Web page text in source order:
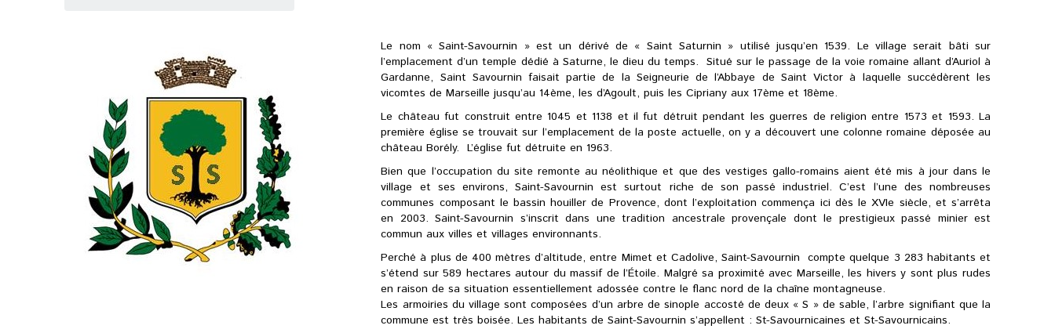
Le nom « Saint-Savournin » est un dérivé de « Saint Saturnin » utilisé jusqu’en 1539. Le village serait bâti sur
l’emplacement d’un temple dédié à Saturne, le dieu du temps. Situé sur le passage de la voie romaine allant d’Auriol à
Gardanne, Saint Savournin faisait partie de la Seigneurie de l’Abbaye de Saint Victor à laquelle succédèrent les
vicomtes de Marseille jusqu’au 14ème, les d’Agoult, puis les Cipriany aux 17ème et 18ème.
Le château fut construit entre 1045 et 1138 et il fut détruit pendant les guerres de religion entre 1573 et 1593. La
première église se trouvait sur l’emplacement de la poste actuelle, on y a découvert une colonne romaine déposée au
château Borély. L’église fut détruite en 1963.
Bien que l’occupation du site remonte au néolithique et que des vestiges gallo-romains aient été mis à jour dans le
village et ses environs, Saint-Savournin est surtout riche de son passé industriel. C’est l’une des nombreuses
communes composant le bassin houiller de Provence, dont l’exploitation commença ici dès le XVIe siècle, et s’arrêta
en 2003. Saint-Savournin s’inscrit dans une tradition ancestrale provençale dont le prestigieux passé minier est
commun aux villes et villages environnants.
Perché à plus de 400 mètres d’altitude, entre Mimet et Cadolive, Saint-Savournin compte quelque 3 283 habitants et
s’étend sur 589 hectares autour du massif de l’Étoile. Malgré sa proximité avec Marseille, les hivers y sont plus rudes
en raison de sa situation essentiellement adossée contre le flanc nord de la chaîne montagneuse.
Les armoiries du village sont composées d’un arbre de sinople accosté de deux « S » de sable, l’arbre signifiant que la
commune est très boisée. Les habitants de Saint-Savournin s’appellent : St-Savournicaines et St-Savournicains.